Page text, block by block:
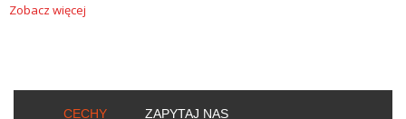
Zobacz więcej
CECHY ZAPYTAJ NAS